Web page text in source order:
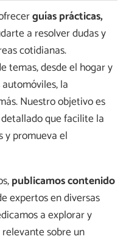
guías prácticas,
a resolver dudas y
cotidianas.
temas, desde el hogar y
la
Nuestro objetivo es
que facilite la
y promueva el
publicamos contenido
expertos en diversas
a explorar y
sobre un